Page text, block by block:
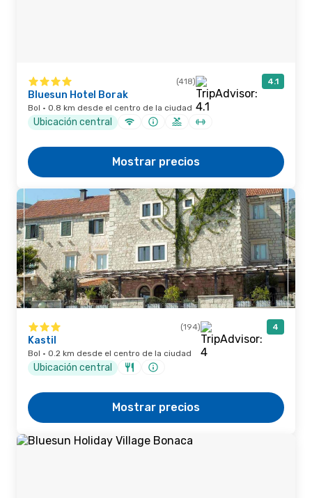
(418) 4.1
Bluesun Hotel Borak
Bol · 0.8 km desde el centro de la ciudad
Ubicación central
Mostrar precios
(194) 4
Kastil
Bol · 0.2 km desde el centro de la ciudad
Ubicación central
Mostrar precios